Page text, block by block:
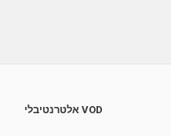
VOD אלטרנטיבלי